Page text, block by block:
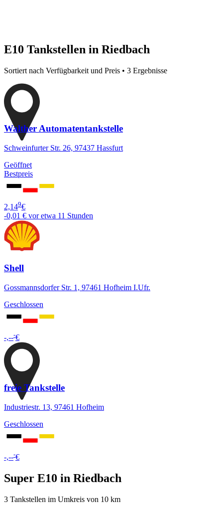
E10 Tankstellen in Riedbach
Sortiert nach Verfügbarkeit und Preis • 3 Ergebnisse
Walther Automatentankstelle
Schweinfurter Str. 26, 97437 Hassfurt
Geöffnet
Bestpreis
2,149€
-0,01 € vor etwa 11 Stunden
Shell
Gossmannsdorfer Str. 1, 97461 Hofheim I.Ufr.
Geschlossen
-,---€
freie Tankstelle
Industriestr. 13, 97461 Hofheim
Geschlossen
-,---€
Super E10 in Riedbach
3 Tankstellen im Umkreis von 10 km